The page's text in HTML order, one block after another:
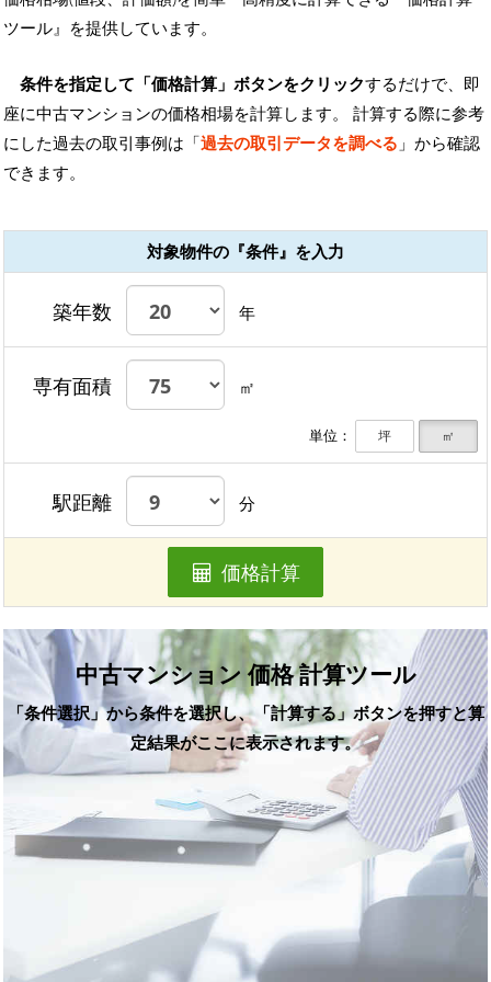
ツール』を提供しています。
条件を指定して「価格計算」ボタンをクリックするだけで、即
座に中古マンションの価格相場を計算します。 計算する際に参考
にした過去の取引事例は「過去の取引データを調べる 」から確認
できます。
対象物件の『条件』を入力
築年数 年
専有面積 ㎡
単位： 坪 ㎡
駅距離 分
価格計算
中古マンション 価格 計算ツール
「条件選択」から条件を選択し、「計算する」ボタンを押すと算
定結果がここに表示されます。